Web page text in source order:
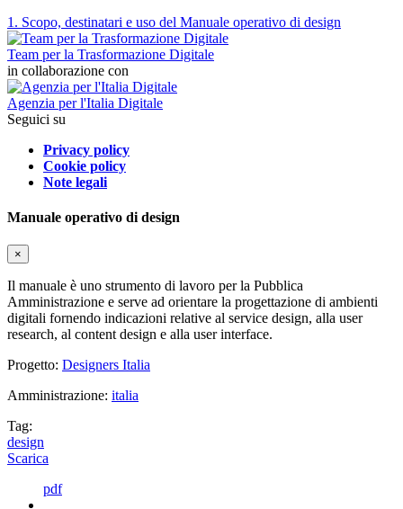
1. Scopo, destinatari e uso del Manuale operativo di design
Team per la Trasformazione Digitale
in collaborazione con
Agenzia per l'Italia Digitale
Seguici su
Privacy policy
Cookie policy
Note legali
Manuale operativo di design
×
Il manuale è uno strumento di lavoro per la Pubblica
Amministrazione e serve ad orientare la progettazione di ambienti
digitali fornendo indicazioni relative al service design, alla user
research, al content design e alla user interface.
Progetto: Designers Italia
Amministrazione: italia
Tag:
design
Scarica
pdf